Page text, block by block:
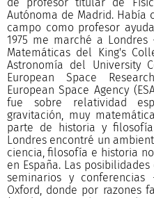
Autónoma de Madrid. Había
campo como profesor
1975 me marché a
Matemáticas del King's
Astronomía del University
European Space
European Space Agency
fue sobre relatividad
gravitación, muy
parte de historia y
Londres encontré un
ciencia, filosofía e historia
en España. Las
seminarios y
Oxford, donde por razones